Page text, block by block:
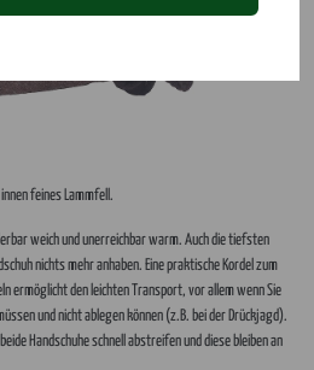
feines Lammfell.
weich und unerreichbar warm. Auch die tiefsten
nichts mehr anhaben. Eine praktische Kordel zum
ermöglicht den leichten Transport, vor allem wenn Sie
und nicht ablegen können (z.B. bei der Drückjagd).
Handschuhe schnell abstreifen und diese bleiben an